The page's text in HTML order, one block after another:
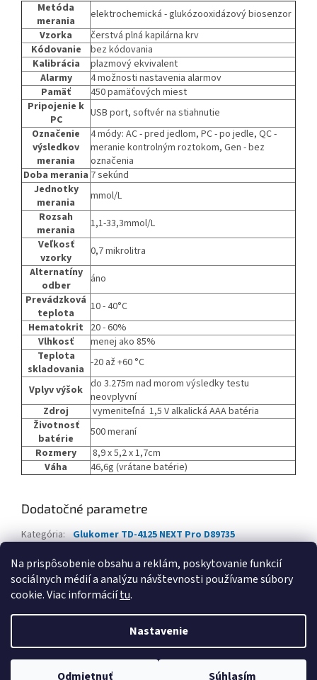
Na prispôsobenie obsahu a reklám, poskytovanie funkcií
sociálnych médií a analýzu návštevnosti používame súbory
cookie. Viac informáciítu.
Nastavenie
Odmietnuť Súhlasím
Metóda
merania
elektrochemická - glukózooxidázový biosenzor
Vzorka
čerstvá plná kapilárna krv
Kódovanie
bez kódovania
Kalibrácia
plazmový ekvivalent
Alarmy
4 možnosti nastavenia alarmov
Pamäť
450 pamäťových miest
Pripojenie k
PC
USB port, softvér na stiahnutie
Označenie
výsledkov
merania
4 módy: AC - pred jedlom, PC - po jedle, QC -
meranie kontrolným roztokom, Gen - bez
označenia
Doba merania 7 sekúnd
Jednotky
merania
mmol/L
Rozsah
merania
1,1-33,3mmol/L
Veľkosť
vzorky
0,7 mikrolitra
Alternatíny
odber
áno
Prevádzková
teplota
10 - 40°C
Hematokrit 20 - 60%
Vlhkosť
menej ako 85%
Teplota
skladovania -20 až +60 °C
Vplyv výšok do 3.275m nad morom výsledky testu
neovplyvní
Zdroj
vymeniteľná 1,5 V alkalická AAA batéria
Životnosť
batérie
500 meraní
Rozmery
8,9 x 5,2 x 1,7cm
Váha
46,6g (vrátane batérie)
Dodatočné parametre
Kategória: Glukomer TD-4125 NEXT Pro D89735
Copyright 2026Lorex Distribution. Všetky práva vyhradené.